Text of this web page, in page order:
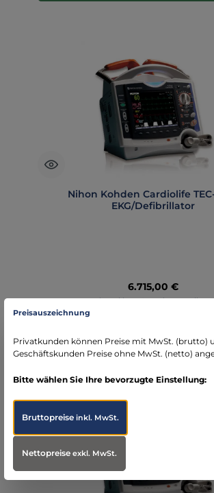
Nihon Kohden Cardiolife
EKG/Defibrillator
Regulärer Preis:
6.715,00 €
Preise exkl. MwSt. zzgl.
Preisauszeichnung
Privatkunden können Preise mit MwSt. (brutto)
Geschäftskunden Preise ohne MwSt. (netto)
Bitte wählen Sie Ihre bevorzugte Einstellung:
Bruttopreiseinkl. MwSt.
Nettopreiseexkl. MwSt.